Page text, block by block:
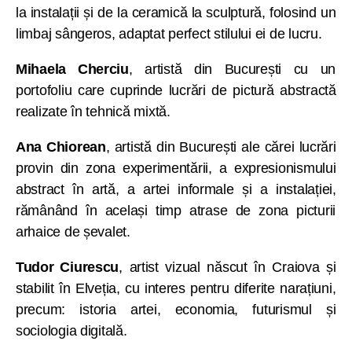
la instalații și de la ceramică la sculptură, folosind un
limbaj sângeros, adaptat perfect stilului ei de lucru.
Mihaela Cherciu, artistă din București cu un
portofoliu care cuprinde lucrări de pictură abstractă
realizate în tehnică mixtă.
Ana Chiorean, artistă din București ale cărei lucrări
provin din zona experimentării, a expresionismului
abstract în artă, a artei informale și a instalației,
rămânând în același timp atrase de zona picturii
arhaice de șevalet.
Tudor Ciurescu, artist vizual născut în Craiova și
stabilit în Elveția, cu interes pentru diferite narațiuni,
precum: istoria artei, economia, futurismul și
sociologia digitală.